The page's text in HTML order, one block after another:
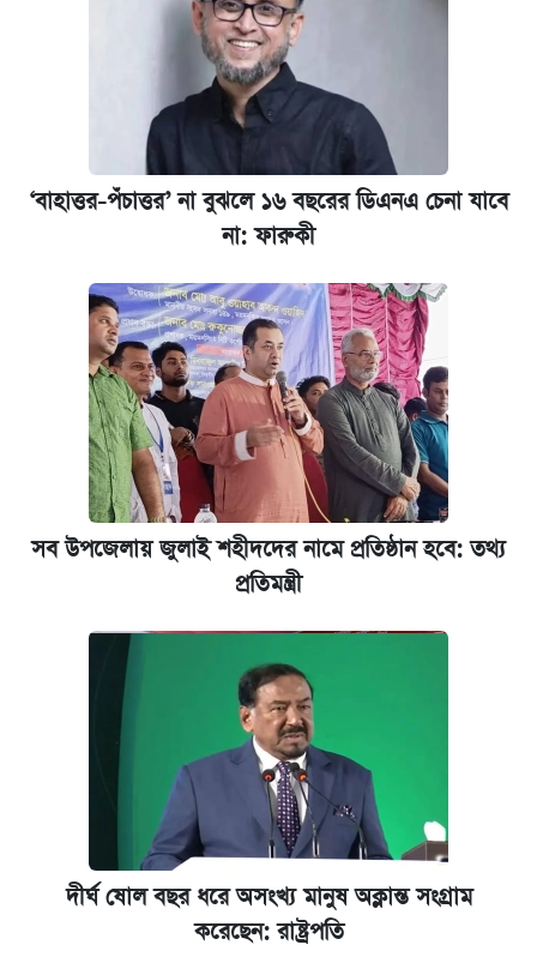
দেশের বাজারে ফের বেড়েছে সোনার দাম
‘গুলশানের চামেলি’ তে যৌনকর্মীর দালাল অ্যাডলফ
খান
ভাতা-উপবৃত্তির আবেদন শুরু, জেনে নিন পদ্ধতি
আজ শুক্রবার রাজধানীর যেসব মার্কেট-দোকানপাট
কবে শুরু হচ্ছে ঢাবির ভর্তি আবেদন, জানাল কর্তৃপক্ষ
নবম পে স্কেল বাস্তবায়ন চূড়ান্ত পর্যায়ে, যা জানালেন
অর্থমন্ত্রী
জুলাই স্মৃতি জাদুঘরে যেতে টিকিট কাটবেন যেভাবে
যুক্তরাষ্ট্র থেকে আরও ২৩ বাংলাদেশিকে দেশে
ফেরত পাঠানো হলো
‘বাহাত্তর-পঁচাত্তর’ না বুঝলে ১৬ বছরের ডিএনএ চেনা যাবে
না: ফারুকী
সব উপজেলায় জুলাই শহীদদের নামে প্রতিষ্ঠান হবে: তথ্য
প্রতিমন্ত্রী
দীর্ঘ ষোল বছর ধরে অসংখ্য মানুষ অক্লান্ত সংগ্রাম
করেছেন: রাষ্ট্রপতি